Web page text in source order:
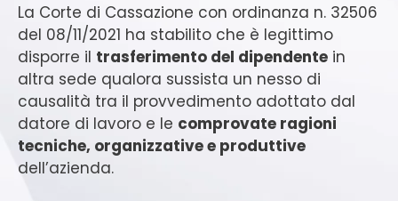
La Corte di Cassazione con ordinanza n. 32506
del 08/11/2021 ha stabilito che è legittimo
disporre il trasferimento del dipendente in
altra sede qualora sussista un nesso di
causalità tra il provvedimento adottato dal
datore di lavoro e le comprovate ragioni
tecniche, organizzative e produttive
dell’azienda.